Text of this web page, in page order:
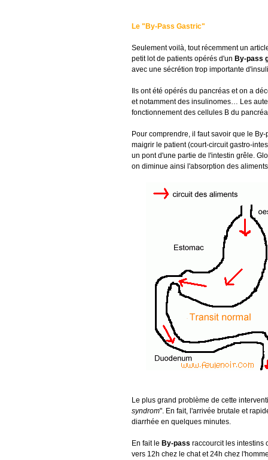
Le "By-Pass Gastric"
Seulement voilà, tout récemment un
petit lot de patients opérés d'un By-pass
avec une sécrétion trop importante
Ils ont été opérés du pancréas et on a
et notamment des insulinomes… Les
fonctionnement des cellules B du
Pour comprendre, il faut savoir que le
maigrir le patient (court-circuit gastro-
un pont d'une partie de l'intestin grêle.
on diminue ainsi l'absorption des
Le plus grand problème de cette
syndrom". En fait, l'arrivée brutale et
diarrhée en quelques minutes.
En fait le By-pass raccourcit les intestins
vers 12h chez le chat et 24h chez